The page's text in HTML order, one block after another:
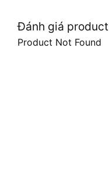
Đánh giá product
Product Not Found